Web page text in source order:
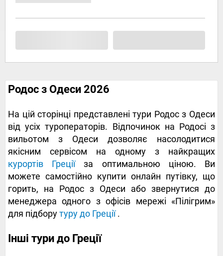
Родос з Одеси 2026
На цій сторінці представлені тури Родос з Одеси
від усіх туроператорів. Відпочинок на Родосі з
вильотом з Одеси дозволяє насолодитися
якісним сервісом на одному з найкращих
курортів Греціїза оптимальною ціною. Ви
можете самостійно купити онлайн путівку, що
горить, на Родос з Одеси або звернутися до
менеджера одного з офісів мережі «Пілігрим»
для підборутуру до Греції.
Інші тури до Греції